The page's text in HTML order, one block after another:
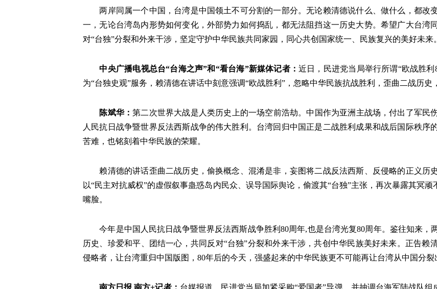
两岸同属一个中国，台湾是中国领土不可分割的一部分。无论赖清德说什么、做什么，都改
一，无论台湾岛内形势如何变化，外部势力如何捣乱，都无法阻挡这一历史大势。希望广大台湾
对“台独”分裂和外来干涉，坚定守护中华民族共同家园，同心共创国家统一、民族复兴的美好未来。
中央广播电视总台“台海之声”和“看台海”新媒体记者：近日，民进党当局举行所谓“欧战胜
为“台独史观”服务，赖清德在讲话中刻意强调“欧战胜利”，忽略中华民族抗战胜利，歪曲二战历史
陈斌华：第二次世界大战是人类历史上的一场空前浩劫。中国作为亚洲主战场，付出了军民
人民抗日战争暨世界反法西斯战争的伟大胜利。台湾回归中国正是二战胜利成果和战后国际秩序
苦难，也铭刻着中华民族的荣耀。
赖清德的讲话歪曲二战历史，偷换概念、混淆是非，妄图将二战反法西斯、反侵略的正义历
以“民主对抗威权”的虚假叙事蛊惑岛内民众、误导国际舆论，偷渡其“台独”主张，再次暴露其冥
嘴脸。
今年是中国人民抗日战争暨世界反法西斯战争胜利80周年,也是台湾光复80周年。鉴往知来
历史、珍爱和平、团结一心，共同反对“台独”分裂和外来干涉，共创中华民族美好未来。正告赖
侵略者，让台湾重归中国版图，80年后的今天，强盛起来的中华民族更不可能再让台湾从中国分裂
南方日报 南方+记者： 台媒报道，民进党当局加紧采购“爱国者”导弹，并抽调台海军陆战队